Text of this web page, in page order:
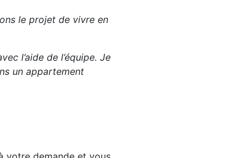
le projet de vivre en
l’aide de l’équipe. Je
un appartement